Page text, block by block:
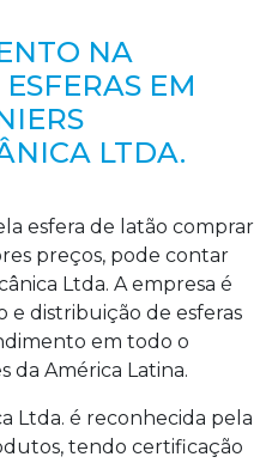
NA
EM
LTDA.
esfera de latão comprar
preços, pode contar
Ltda. A empresa é
e distribuição de esferas
em todo o
da América Latina.
Ltda. é reconhecida pela
tendo certificação